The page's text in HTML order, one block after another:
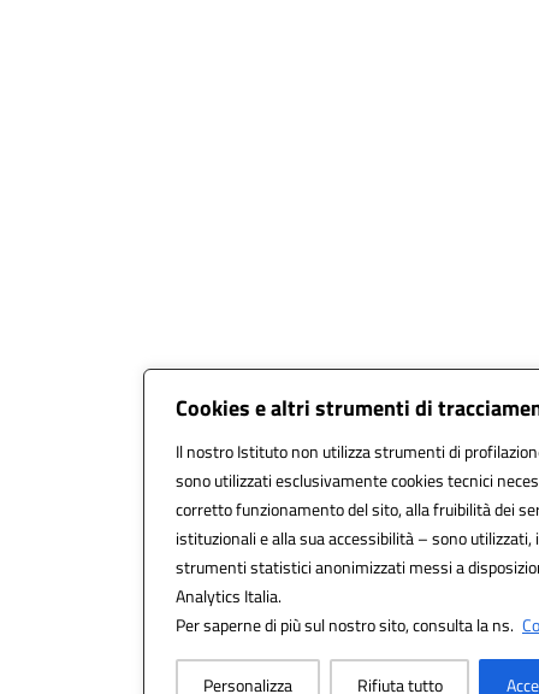
Cookies e altri strumenti di
Il nostro Istituto non utilizza strumenti di
sono utilizzati esclusivamente cookies tecnici
corretto funzionamento del sito, alla fruibilità dei
istituzionali e alla sua accessibilità – sono utilizzati,
strumenti statistici anonimizzati messi a
Analytics Italia.
Per saperne di più sul nostro sito, consulta la ns.
Personalizza Rifiuta tutto